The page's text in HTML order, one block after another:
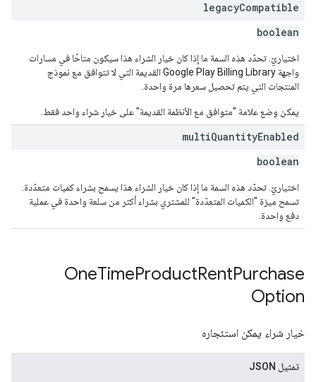
legacyCompatible
boolean
اختياريّ. تحدّد هذه السمة ما إذا كان خيار الشراء هذا سيكون متاحًا في مسارات
واجهة Google Play Billing Library القديمة التي لا تتوافق مع نموذج
المنتجات التي يتم تحصيل سعرها مرة واحدة.
يمكن وضع علامة "متوافق مع الأنظمة القديمة" على خيار شراء واحد فقط.
multiQuantityEnabled
boolean
اختياريّ. تحدّد هذه السمة ما إذا كان خيار الشراء هذا يسمح بشراء كميات متعدّدة.
تسمح ميزة "الكميات المتعدّدة" للمشتري بشراء أكثر من سلعة واحدة في عملية
دفع واحدة.
OneTimeProductRentPurchase
Option
خيار شراء يمكن استئجاره
تمثيل JSON